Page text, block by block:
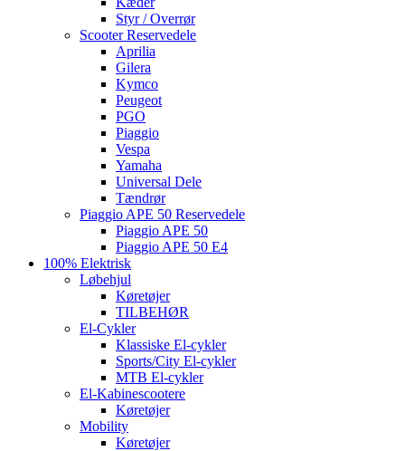
Styr / Overrør
Scooter Reservedele
Aprilia
Gilera
Kymco
Peugeot
PGO
Piaggio
Vespa
Yamaha
Universal Dele
Tændrør
Piaggio APE 50 Reservedele
Piaggio APE 50
Piaggio APE 50 E4
100% Elektrisk
Løbehjul
Køretøjer
TILBEHØR
El-Cykler
Klassiske El-cykler
Sports/City El-cykler
MTB El-cykler
El-Kabinescootere
Køretøjer
Mobility
Køretøjer